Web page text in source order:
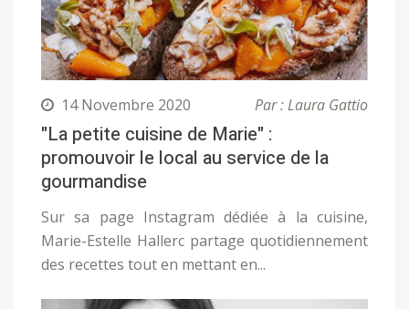
14 Novembre 2020 Par : Laura Gattio
"La petite cuisine de Marie" :
promouvoir le local au service de la
gourmandise
Sur sa page Instagram dédiée à la cuisine,
Marie-Estelle Hallerc partage quotidiennement
des recettes tout en mettant en...